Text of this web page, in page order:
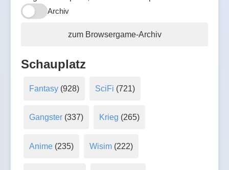
Archiv
zum Browsergame-Archiv
Schauplatz
Fantasy(928) SciFi (721)
Gangster(337) Krieg (265)
Anime(235) Wisim (222)